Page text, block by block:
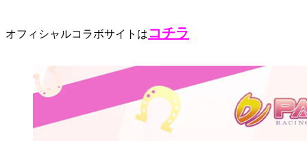
オフィシャルコラボサイトは コチラ